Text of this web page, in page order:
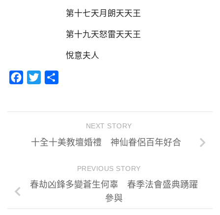
第十七天月朗天天王
第十九天怒雷天天王
悅意夫人
Facebook
Twitter
NEXT STORY
十全十美教壇婚禮 神仙眷侶百年好合
PREVIOUS STORY
春劫凶鋒多變蒼生何辜 春季法會盛典踴躍
參與